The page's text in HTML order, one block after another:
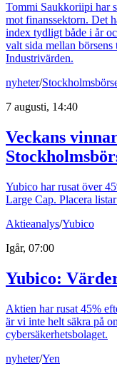
Tommi Saukkoriipi har
mot finanssektorn. Det
index tydligt både i år
valt sida mellan
Industrivärden.
nyheter/
7 augusti, 14:40
Veckans
Yubico har rusat över
Large Cap. Placera
Aktieanalys/Yubico
Igår, 07:00
Yubico:
Aktien har rusat 45%
är vi inte helt säkra på
cybersäkerhetsbolaget.
nyheter/Yen